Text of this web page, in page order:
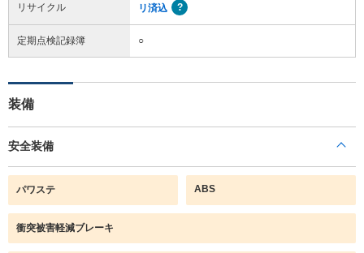
リサイクル リ済込
定期点検記録簿 ○
装備
安全装備
パワステ ABS
衝突被害軽減ブレーキ